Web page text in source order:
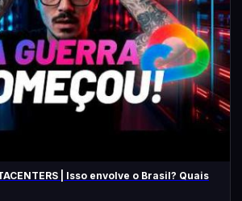
| Isso envolve o Brasil? Quais